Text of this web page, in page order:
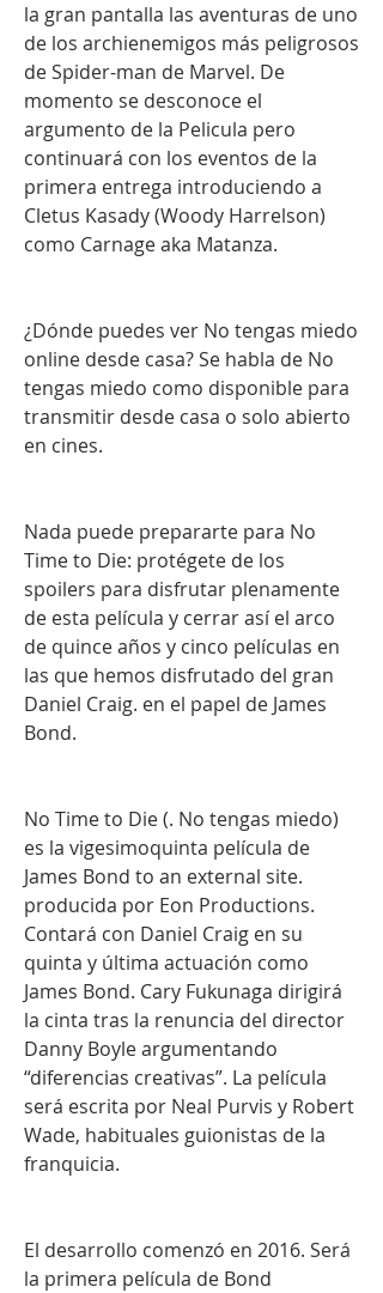
la gran pantalla las aventuras de uno
de los archienemigos más peligrosos
de Spider-man de Marvel. De
momento se desconoce el
argumento de la Pelicula pero
continuará con los eventos de la
primera entrega introduciendo a
Cletus Kasady (Woody Harrelson)
como Carnage aka Matanza.
¿Dónde puedes ver No tengas miedo
online desde casa? Se habla de No
tengas miedo como disponible para
transmitir desde casa o solo abierto
en cines.
Nada puede prepararte para No
Time to Die: protégete de los
spoilers para disfrutar plenamente
de esta película y cerrar así el arco
de quince años y cinco películas en
las que hemos disfrutado del gran
Daniel Craig. en el papel de James
Bond.
No Time to Die (. No tengas miedo)
es la vigesimoquinta película de
James Bond to an external site.
producida por Eon Productions.
Contará con Daniel Craig en su
quinta y última actuación como
James Bond. Cary Fukunaga dirigirá
la cinta tras la renuncia del director
Danny Boyle argumentando
“diferencias creativas”. La película
será escrita por Neal Purvis y Robert
Wade, habituales guionistas de la
franquicia.
El desarrollo comenzó en 2016. Será
la primera película de Bond